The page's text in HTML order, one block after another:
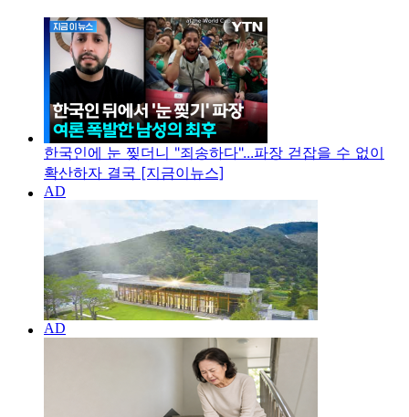
한국인에 눈 찢더니 "죄송하다"...파장 걷잡을 수 없이
확산하자 결국 [지금이뉴스]